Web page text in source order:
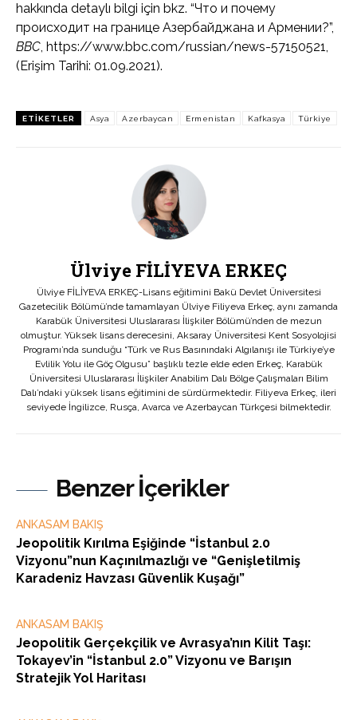
Benzer İçerikler
ANKASAM BAKIŞ
Jeopolitik Kırılma Eşiğinde “İstanbul 2.0
Vizyonu”nun Kaçınılmazlığı ve “Genişletilmiş
Karadeniz Havzası Güvenlik Kuşağı”
ANKASAM BAKIŞ
Jeopolitik Gerçekçilik ve Avrasya’nın Kilit Taşı:
Tokayev’in “İstanbul 2.0” Vizyonu ve Barışın
Stratejik Yol Haritası
hakkında detaylı bilgi için bkz. “Что и почему
происходит на границе Азербайджана и Армении?”,
BBC, https://www.bbc.com/russian/news-57150521,
(Erişim Tarihi: 01.09.2021).
ETIKETLER Asya Azerbaycan Ermenistan Kafkasya Türkiye
Ülviye FİLİYEVA ERKEÇ
Ülviye FİLİYEVA ERKEÇ-Lisans eğitimini Bakü Devlet Üniversitesi
Gazetecilik Bölümü’nde tamamlayan Ülviye Filiyeva Erkeç, aynı zamanda
Karabük Üniversitesi Uluslararası İlişkiler Bölümü’nden de mezun
olmuştur. Yüksek lisans derecesini, Aksaray Üniversitesi Kent Sosyolojisi
Programı’nda sunduğu “Türk ve Rus Basınındaki Algılanışı ile Türkiye’ye
Evlilik Yolu ile Göç Olgusu” başlıklı tezle elde eden Erkeç, Karabük
Üniversitesi Uluslararası İlişkiler Anabilim Dalı Bölge Çalışmaları Bilim
Dalı’ndaki yüksek lisans eğitimini de sürdürmektedir. Filiyeva Erkeç, ileri
seviyede İngilizce, Rusça, Avarca ve Azerbaycan Türkçesi bilmektedir.